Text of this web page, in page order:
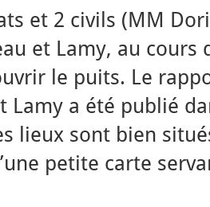
et 2 civils (MM
et Lamy, au cours
le puits. Le
Lamy a été publié
lieux sont bien
petite carte